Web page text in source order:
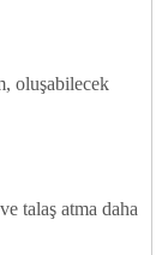
oluşabilecek
talaş atma daha